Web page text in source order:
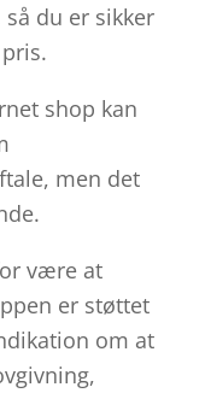
du er sikker
shop kan
men det
være at
er støttet
om at